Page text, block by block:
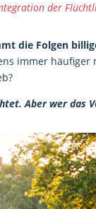
der
die Folgen
immer
Aber wer das